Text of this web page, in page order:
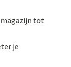
magazijn tot
je